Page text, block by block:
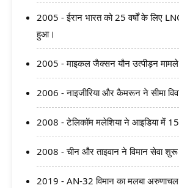
2005 - ईरान भारत को 25 वर्षों के लिए
हुआ।
2005 - माइकल जैक्सन यौन उत्पीड़न मामले
2006 - नाइजीरिया और कैमरून ने सीमा
2008 - टेलिकॉम मलेशिया ने आइडिया में
2008 - चीन और ताइवान ने विमान सेवा
2019 - AN-32 विमान का मलबा अरुणाचल